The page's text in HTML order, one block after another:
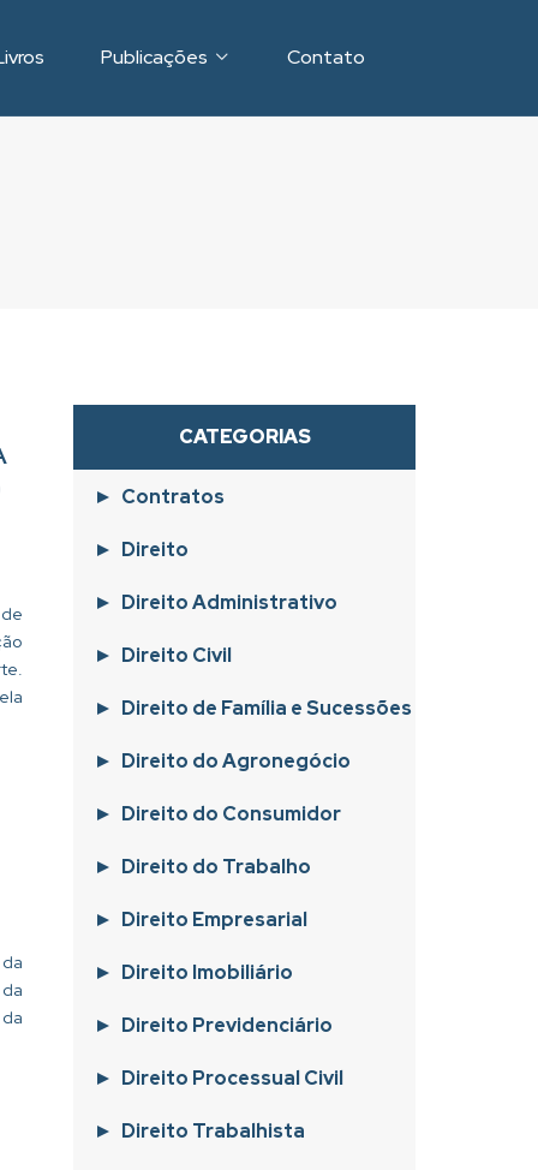
Publicações Contato
CATEGORIAS
Contratos
Direito
Direito Administrativo
Direito Civil
Direito de Família e Sucessões
Direito do Agronegócio
Direito do Consumidor
Direito do Trabalho
Direito Empresarial
Direito Imobiliário
Direito Previdenciário
Direito Processual Civil
Direito Trabalhista